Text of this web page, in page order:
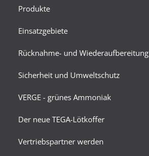
Produkte
Einsatzgebiete
Rücknahme- und Wiederaufbereitung
Sicherheit und Umweltschutz
VERGE - grünes Ammoniak
Der neue TEGA-Lötkoffer
Vertriebspartner werden